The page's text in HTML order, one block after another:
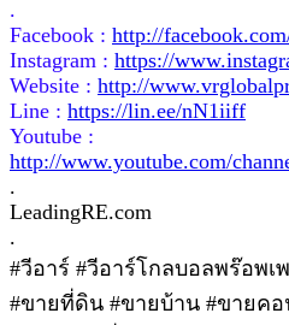
.
Facebook : http://
Instagram : https://
Website : http://
Line : https://lin.ee/nN1iiff
Youtube :
http://www.youtube.com/
.
LeadingRE.com
.
#วีอาร์ #วีอาร์โกลบอลพร๊อพ
#ขายที่ดิน #ขายบ้าน #ขายคอ